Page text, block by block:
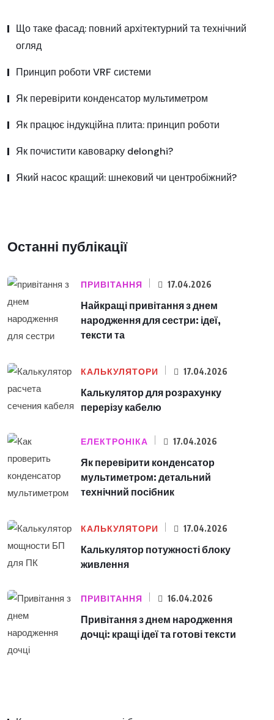
Що таке фасад: повний архітектурний та технічний
огляд
Принцип роботи VRF системи
Як перевірити конденсатор мультиметром
Як працює індукційна плита: принцип роботи
Як почистити кавоварку delonghi?
Який насос кращий: шнековий чи центробіжний?
Останні публікації
ПРИВІТАННЯ 17.04.2026
Найкращі привітання з днем
народження для сестри: ідеї,
тексти та
КАЛЬКУЛЯТОРИ 17.04.2026
Калькулятор для розрахунку
перерізу кабелю
ЕЛЕКТРОНІКА 17.04.2026
Як перевірити конденсатор
мультиметром: детальний
технічний посібник
КАЛЬКУЛЯТОРИ 17.04.2026
Калькулятор потужності блоку
живлення
ПРИВІТАННЯ 16.04.2026
Привітання з днем народження
дочці: кращі ідеї та готові тексти